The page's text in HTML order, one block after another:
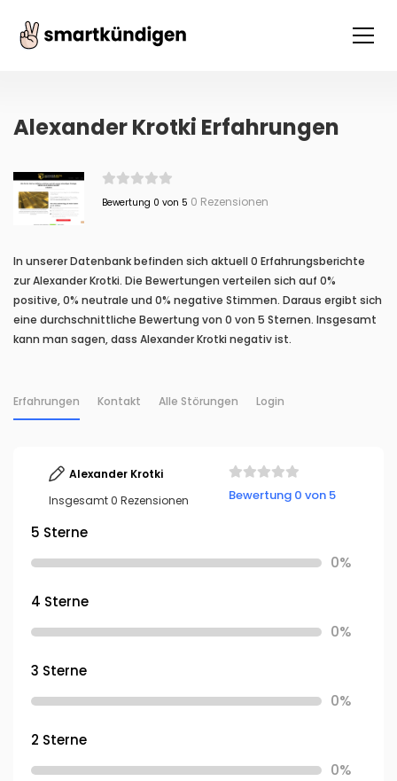
Alexander Krotki Erfahrungen
Bewertung 0 von 5 0 Rezensionen
In unserer Datenbank befinden sich aktuell 0 Erfahrungsberichte
zur Alexander Krotki. Die Bewertungen verteilen sich auf 0%
positive, 0% neutrale und 0% negative Stimmen. Daraus ergibt sich
eine durchschnittliche Bewertung von 0 von 5 Sternen. Insgesamt
kann man sagen, dass Alexander Krotki negativ ist.
Erfahrungen Kontakt Alle Störungen Login
Alexander Krotki
Insgesamt 0 Rezensionen
Bewertung 0 von 5
5 Sterne
0%
4 Sterne
0%
3 Sterne
0%
2 Sterne
0%